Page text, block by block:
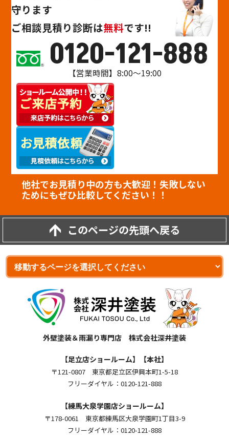
守ります
ご相談見積り診断は無料です!!
0120-121-888
【営業時間】8:00～19:00
他社でお見積り中の方も大歓迎！失敗しない
ためにもぜひ比較してください！！
このページの先頭へ戻る
外壁塗装＆雨漏り専門店 株式会社深井塗装
【足立店ショールーム】【本社】
〒121-0807 東京都足立区伊興本町1-5-18
フリーダイヤル：0120-121-888
【練馬大泉学園店ショールーム】
〒178-0061 東京都練馬区大泉学園町1丁目3-9
フリーダイヤル：0120-121-888